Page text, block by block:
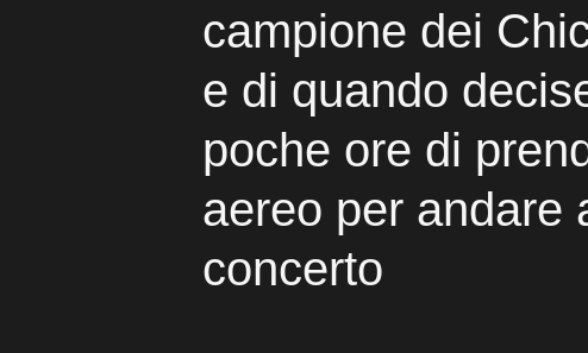
campione dei
e di quando
poche ore di
aereo per andare
concerto